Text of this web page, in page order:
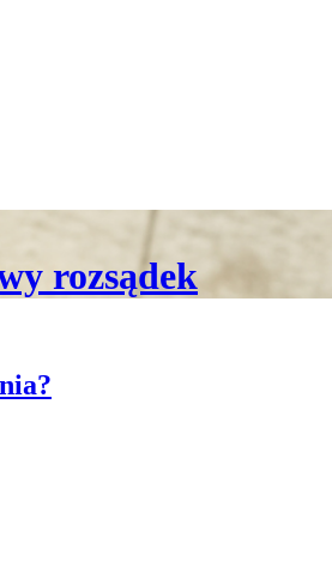
rozsądek